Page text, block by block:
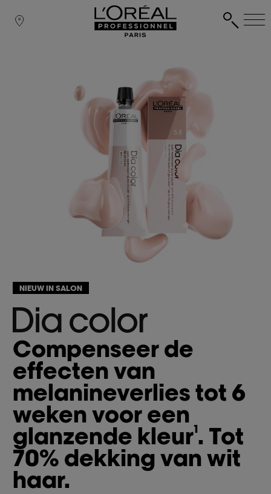
NIEUW IN SALON
Compenseer de
effecten van
melanineverlies tot 6
weken voor een
glanzende kleur1. Tot
70% dekking van wit
haar.